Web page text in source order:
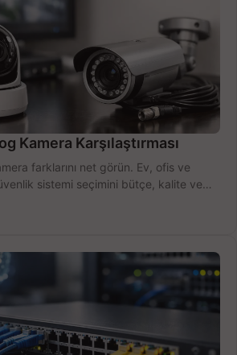
Kamera Karşılaştırması
farklarını net görün. Ev, ofis ve
sistemi seçimini bütçe, kalite ve